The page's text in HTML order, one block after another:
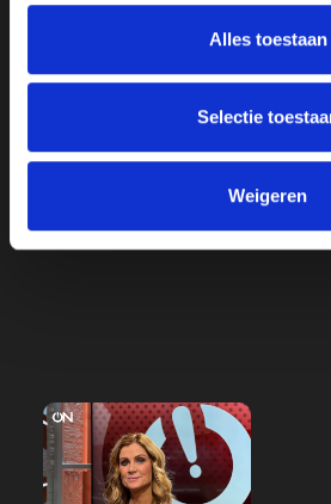
Alles toestaan
Selectie
Weigeren
Met een vriendelijke groet,
Arnold Karskens
Voorzitter omroep Ongehoord